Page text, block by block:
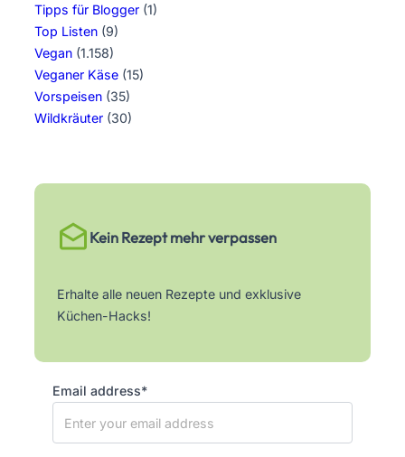
Tipps für Blogger (1)
Top Listen (9)
Vegan (1.158)
Veganer Käse (15)
Vorspeisen (35)
Wildkräuter (30)
Kein Rezept mehr verpassen
Erhalte alle neuen Rezepte und exklusive
Küchen-Hacks!
Email address*